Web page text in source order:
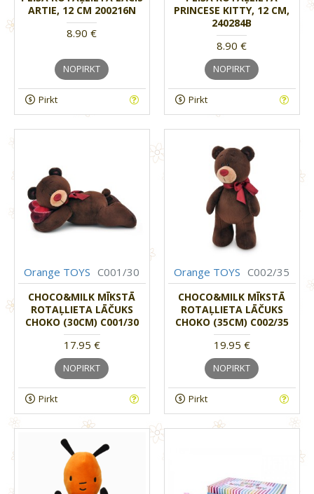
ARTIE, 12 CM 200216N
8.90 €
NOPIRKT
Pirkt
PRINCESE KITTY, 12 CM,
240284B
8.90 €
NOPIRKT
Pirkt
Orange TOYS C001/30
CHOCO&MILK MĪKSTĀ
ROTAĻLIETA LĀČUKS
CHOKO (30CM) C001/30
17.95 €
NOPIRKT
Pirkt
Orange TOYS C002/35
CHOCO&MILK MĪKSTĀ
ROTAĻLIETA LĀČUKS
CHOKO (35CM) C002/35
19.95 €
NOPIRKT
Pirkt